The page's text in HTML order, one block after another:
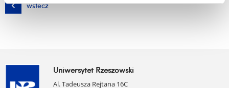
wstecz
Uniwersytet Rzeszowski
Al. Tadeusza Rejtana 16C